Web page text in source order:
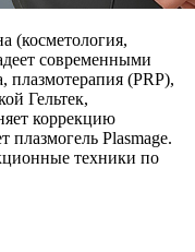
(косметология,
современными
плазмотерапия (PRP),
Гельтек,
коррекцию
Plasmage.
техники по